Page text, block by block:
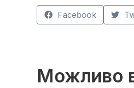
Facebook
Можливо